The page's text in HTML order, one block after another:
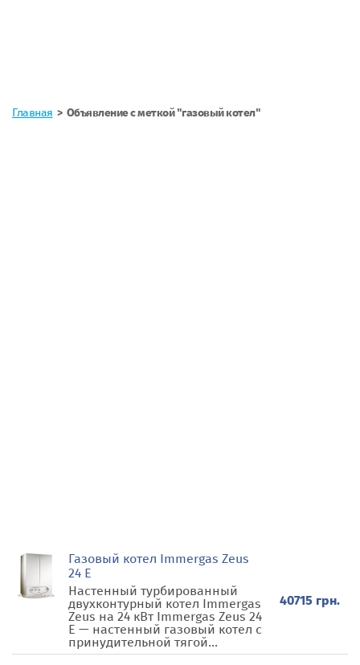
Главная Объявление с меткой "газовый котел"
Газовый котел Immergas Zeus
24 E
Настенный турбированный
двухконтурный котел Immergas
Zeus на 24 кВт Immergas Zeus 24
E — настенный газовый котел с
принудительной тягой...
40715 грн.